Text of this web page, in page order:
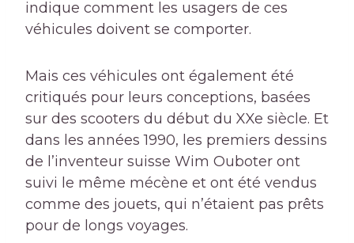
indique comment les usagers de ces
véhicules doivent se comporter.
Mais ces véhicules ont également été
critiqués pour leurs conceptions, basées
sur des scooters du début du XXe siècle. Et
dans les années 1990, les premiers dessins
de l’inventeur suisse Wim Ouboter ont
suivi le même mécène et ont été vendus
comme des jouets, qui n’étaient pas prêts
pour de longs voyages.